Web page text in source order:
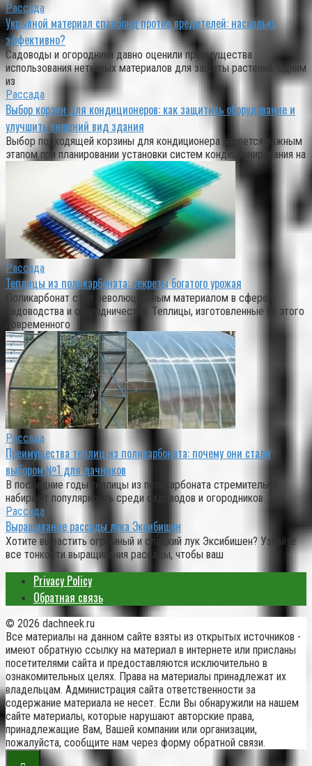
Рассада
Укрывной материал спанбонд против вредителей: насколько
эффективно?
Садоводы и огородники давно оценили преимущества
использования нетканых материалов для защиты растений. Одним
из
Рассада
Выбор корзин для кондиционеров: как защитить оборудование и
улучшить внешний вид здания
Выбор подходящей корзины для кондиционера является важным
этапом при планировании установки систем кондиционирования на
Рассада
Теплицы из поликарбоната: секреты богатого урожая
Поликарбонат стал революционным материалом в сфере
садоводства и огородничества. Теплицы, изготовленные из этого
современного
Рассада
Преимущества теплиц из поликарбоната: почему они стали
выбором №1 для дачников
В последние годы теплицы из поликарбоната стремительно
набирают популярность среди садоводов и огородников. Эти
Рассада
Выращивание рассады лука Эксибишен
Хотите вырастить огромный и сладкий лук Эксибишен? Узнайте
все тонкости выращивания рассады, чтобы ваш
Privacy Policy
Обратная связь
© 2026 dachneek.ru
Все материалы на данном сайте взяты из открытых источников -
имеют обратную ссылку на материал в интернете или присланы
посетителями сайта и предоставляются исключительно в
ознакомительных целях. Права на материалы принадлежат их
владельцам. Администрация сайта ответственности за
содержание материала не несет. Если Вы обнаружили на нашем
сайте материалы, которые нарушают авторские права,
принадлежащие Вам, Вашей компании или организации,
пожалуйста, сообщите нам через форму обратной связи.